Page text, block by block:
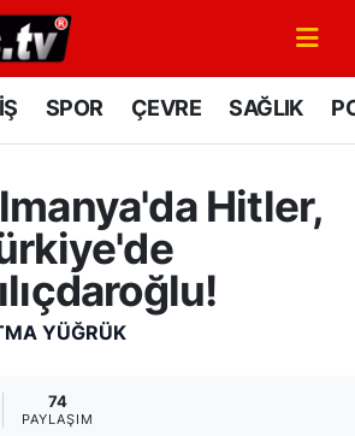
SPOR ÇEVRE SAĞLIK
Hitler,
YÜĞRÜK
74
PAYLAŞIM
Eczaneler
Vakitleri
Yoğunluk Haritası
Durumu ve Fikstür